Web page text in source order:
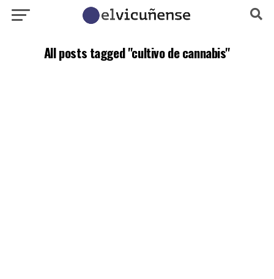
All posts tagged "cultivo de cannabis"